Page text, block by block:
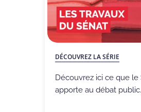
DÉCOUVREZ LA SÉRIE
Découvrez ici ce que le
apporte au débat public.